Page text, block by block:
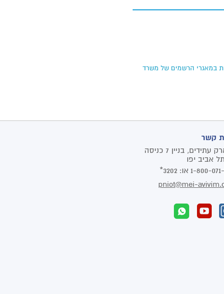
וביצוע שאילתות במאגרי הרשמים של משרד
קשר
פארק עתידים, בניין 7 כניסה
1-800- או: 3202*
pniot@mei-